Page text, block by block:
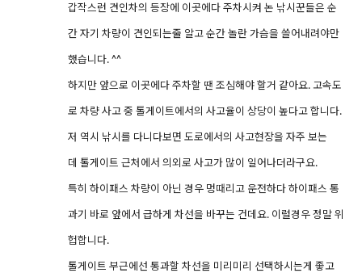
갑작스런 견인차의 등장에 이곳에다 주차시켜 논 낚시꾼들은 순
간 자기 차량이 견인되는줄 알고 순간 놀란 가슴을 쓸어내려야만
했습니다. ^^
하지만 앞으로 이곳에다 주차할 땐 조심해야 할거 같아요. 고속도
로 차량 사고 중 톨게이트에서의 사고율이 상당이 높다고 합니다.
저 역시 낚시를 다니다보면 도로에서의 사고현장을 자주 보는
데 톨게이트 근처에서 의외로 사고가 많이 일어나더라구요.
특히 하이패스 차량이 아닌 경우 멍때리고 운전하다 하이패스 통
과기 바로 앞에서 급하게 차선을 바꾸는 건데요. 이럴경우 정말 위
헙합니다.
톨게이트 부근에선 통과할 차선을 미리미리 선택하시는게 좋고